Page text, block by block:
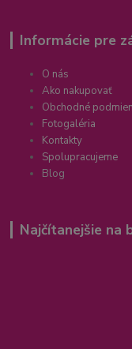
Informácie pre
O nás
Ako nakupovať
Obchodné
Fotogaléria
Kontakty
Spolupracujeme
Blog
Najčítanejšie na